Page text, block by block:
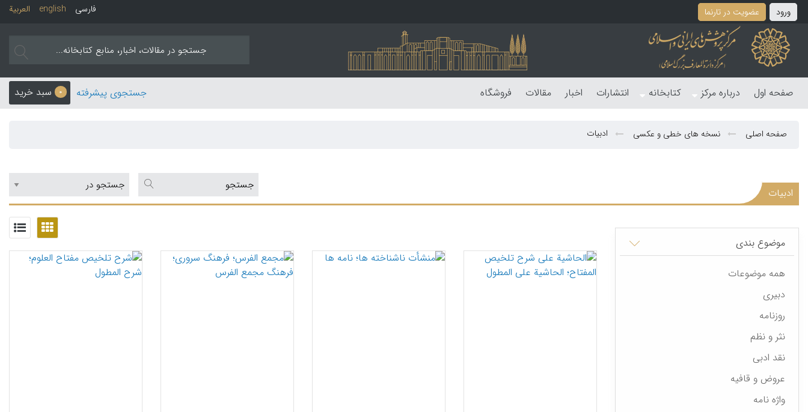
ورود عضویت در تارنما العربیة english فارسی
صفحه اول درباره مرکز کتابخانه انتشارات اخبار مقالات فروشگاه 0 سبد خرید جستجوی پیشرفته
صفحه اصلی نسخه های خطی و عکسی ادبیات
ادبیات
موضوع بندی
همه موضوعات
دبیری
روزنامه
نثر و نظم
نقد ادبی
عروض و قافیه
واژه نامه